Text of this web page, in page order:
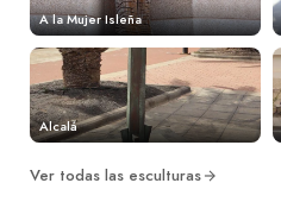
A la Mujer Isleña
Alcalá
Ver todas las esculturas